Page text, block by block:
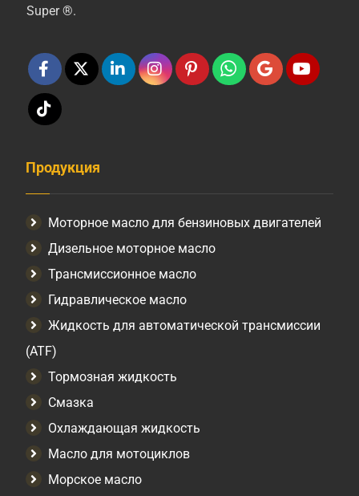
Super ®.
Продукция
Моторное масло для бензиновых двигателей
Дизельное моторное масло
Трансмиссионное масло
Гидравлическое масло
Жидкость для автоматической трансмиссии
(ATF)
Тормозная жидкость
Смазка
Охлаждающая жидкость
Масло для мотоциклов
Морское масло